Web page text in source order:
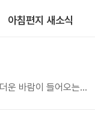
아침편지 새소식
운 바람이 들어오는